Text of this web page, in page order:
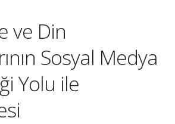
ve Din
Sosyal Medya
Yolu ile